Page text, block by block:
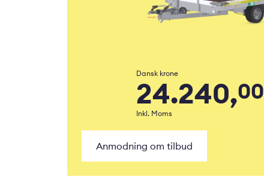
Dansk krone
24.240,00
Inkl. Moms
Anmodning om tilbud